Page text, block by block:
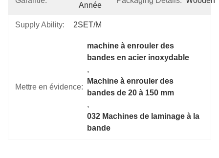
Année
Supply Ability: 2SET/M
Mettre en évidence:
machine à enrouler des
bandes en acier inoxydable
,
Machine à enrouler des
bandes de 20 à 150 mm
,
032 Machines de laminage à la
bande